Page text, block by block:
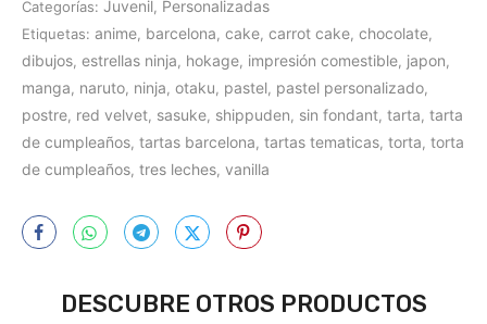
Categorías: Juvenil Personalizadas
Etiquetas: anime barcelona cake carrot cake chocolate
dibujos estrellas ninja hokage impresión comestible japon
manga naruto ninja otaku pastel pastel personalizado
postre red velvet sasuke shippuden sin fondant tarta tarta
de cumpleaños tartas barcelona tartas tematicas torta torta
de cumpleaños tres leches vanilla
DESCUBRE OTROS PRODUCTOS